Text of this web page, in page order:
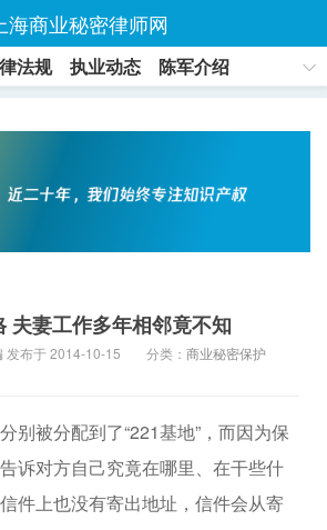
海商业秘密律师网
法规 执业动态
陈军介绍
夫妻工作多年相邻竟不知
发布于 2014-10-15 分类： 商业秘密保护
被分配到了“221基地”，而因为保
诉对方自己究竟在哪里、在干些什
件上也没有寄出地址，信件会从寄